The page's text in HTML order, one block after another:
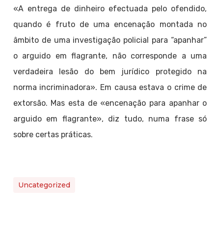
«A entrega de dinheiro efectuada pelo ofendido,
quando é fruto de uma encenação montada no
âmbito de uma investigação policial para “apanhar”
o arguido em flagrante, não corresponde a uma
verdadeira lesão do bem jurídico protegido na
norma incriminadora». Em causa estava o crime de
extorsão. Mas esta de «encenação para apanhar o
arguido em flagrante», diz tudo, numa frase só
sobre certas práticas.
Uncategorized